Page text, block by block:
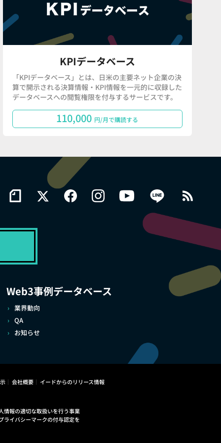
KPIデータベース
「KPIデータベース」とは、日米の主要ネット企業の決
算で開示される決算情報・KPI情報を一元的に収録した
データベースへの閲覧権限を付与するサービスです。
110,000 円/月で購読する
Web3事例データベース
業界動向
QA
お知らせ
会社概要 イードからのリリース情報
情報の適切な取扱いを行う事業
ライバシーマークの付与認定を